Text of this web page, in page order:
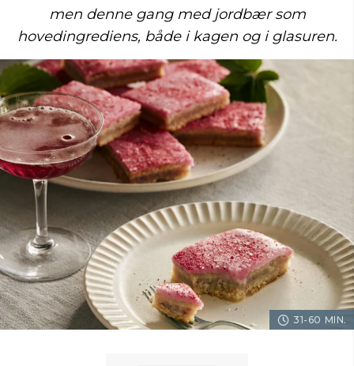
men denne gang med jordbær som
hovedingrediens, både i kagen og i glasuren.
31-60 MIN.